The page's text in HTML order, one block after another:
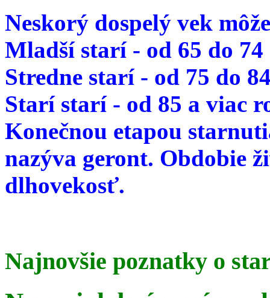
Neskorý dospelý vek
Mladší starí - od 65 do
Stredne starí - od 75 do
Starí starí - od 85 a viac
Konečnou etapou
nazýva geront. Obdobie
dlhovekosť.
Najnovšie poznatky o